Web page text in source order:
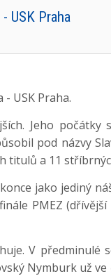
USK Praha
USK Praha.
Jeho
pod názvy
titulů a 11
jako jediný
PMEZ
V předminulé
Nymburk už